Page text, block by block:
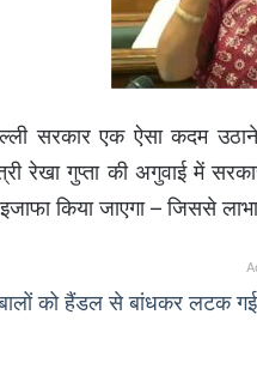
सरकार एक ऐसा कदम
रेखा गुप्ता की अगुवाई में
किया जाएगा – जिससे
को हैंडल से बांधकर लटक